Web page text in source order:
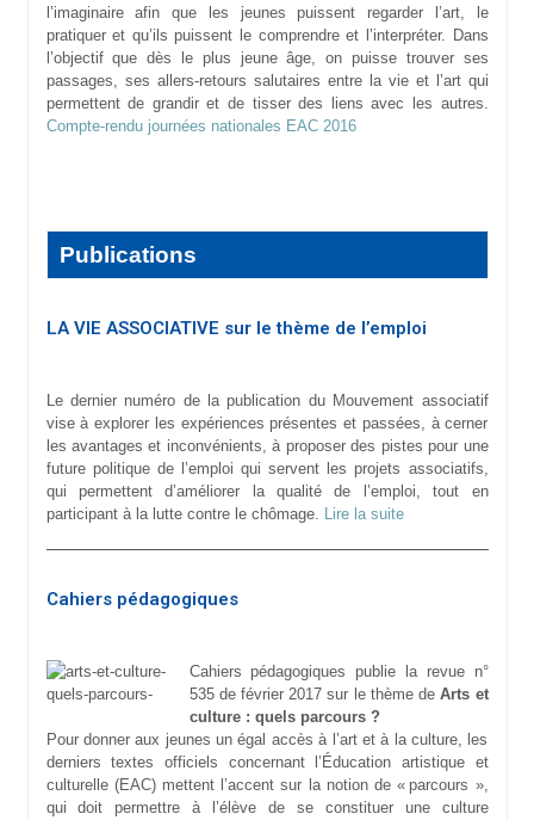
l’imaginaire afin que les jeunes puissent regarder l’art, le
pratiquer et qu’ils puissent le comprendre et l’interpréter. Dans
l’objectif que dès le plus jeune âge, on puisse trouver ses
passages, ses allers-retours salutaires entre la vie et l’art qui
permettent de grandir et de tisser des liens avec les autres.
Compte-rendu journées nationales EAC 2016
Publications
LA VIE ASSOCIATIVE sur le thème de l’emploi
Le dernier numéro de la publication du Mouvement associatif
vise à explorer les expériences présentes et passées, à cerner
les avantages et inconvénients, à proposer des pistes pour une
future politique de l’emploi qui servent les projets associatifs,
qui permettent d’améliorer la qualité de l’emploi, tout en
participant à la lutte contre le chômage. Lire la suite
Cahiers pédagogiques
Cahiers pédagogiques publie la revue n°
535 de février 2017 sur le thème deArts et
culture : quels parcours ?
Pour donner aux jeunes un égal accès à l’art et à la culture, les
derniers textes officiels concernant l’Éducation artistique et
culturelle (EAC) mettent l’accent sur la notion de « parcours »,
qui doit permettre à l’élève de se constituer une culture